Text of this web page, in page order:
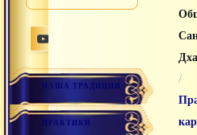
НАША ТРАДИЦИЯ
ПРАКТИКИ
/